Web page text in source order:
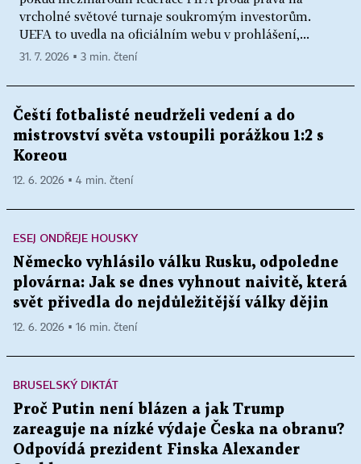
vrcholné světové turnaje soukromým investorům.
UEFA to uvedla na oficiálním webu v prohlášení,...
31. 7. 2026 ▪ 3 min. čtení
Čeští fotbalisté neudrželi vedení a do
mistrovství světa vstoupili porážkou 1:2 s
Koreou
12. 6. 2026 ▪ 4 min. čtení
ESEJ ONDŘEJE HOUSKY
Německo vyhlásilo válku Rusku, odpoledne
plovárna: Jak se dnes vyhnout naivitě, která
svět přivedla do nejdůležitější války dějin
12. 6. 2026 ▪ 16 min. čtení
BRUSELSKÝ DIKTÁT
Proč Putin není blázen a jak Trump
zareaguje na nízké výdaje Česka na obranu?
Odpovídá prezident Finska Alexander